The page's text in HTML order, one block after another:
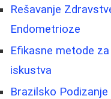
Rešavanje
Endometrioze
Efikasne metode
iskustva
Brazilsko